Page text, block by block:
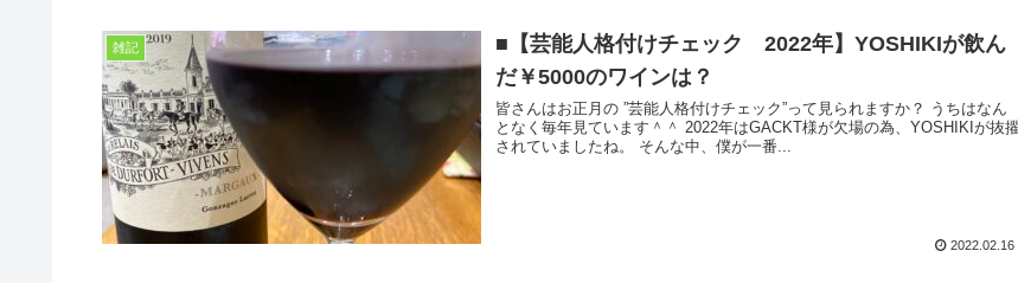
雑記
■【芸能人格付けチェック 2022年】YOSHIKIが飲ん
だ￥5000のワインは？
皆さんはお正月の ”芸能人格付けチェック”って見られますか？ うちはなん
となく毎年見ています＾＾ 2022年はGACKT様が欠場の為、YOSHIKIが抜擢
されていましたね。 そんな中、僕が一番...
2022.02.16